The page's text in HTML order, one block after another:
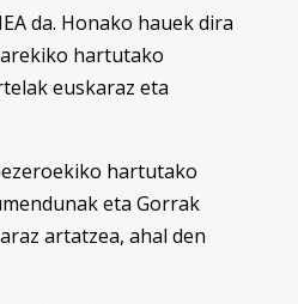
da. Honako hauek dira
hartutako
euskaraz eta
hartutako
eta Gorrak
artatzea, ahal den